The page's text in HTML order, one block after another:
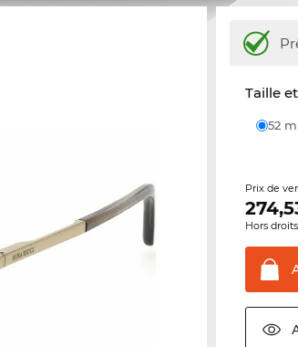
Taille
52
Prix de
Hors